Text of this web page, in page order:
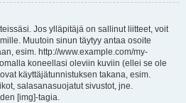
Jos ylläpitäjä on sallinut liitteet, voit
Muutoin sinun täytyy antaa osoite
esim. http://www.example.com/my-
koneellasi oleviin kuviin (ellei se ole
käyttäjätunnistuksen takana, esim.
salasanasuojatut sivustot, jne.
[img]-tagia.